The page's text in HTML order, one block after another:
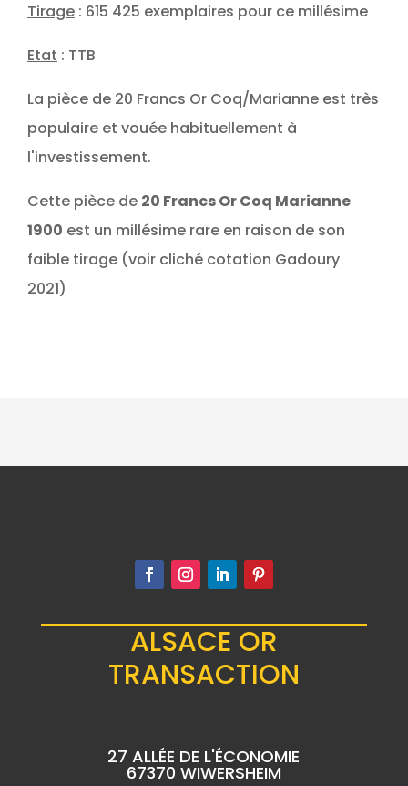
Tirage : 615 425 exemplaires pour ce millésime
Etat : TTB
La pièce de 20 Francs Or Coq/Marianne est très
populaire et vouée habituellement à
l'investissement.
Cette pièce de 20 Francs Or Coq Marianne
1900 est un millésime rare en raison de son
faible tirage (voir cliché cotation Gadoury
2021)
ALSACE OR
TRANSACTION
27 ALLÉE DE L'ÉCONOMIE
67370 WIWERSHEIM